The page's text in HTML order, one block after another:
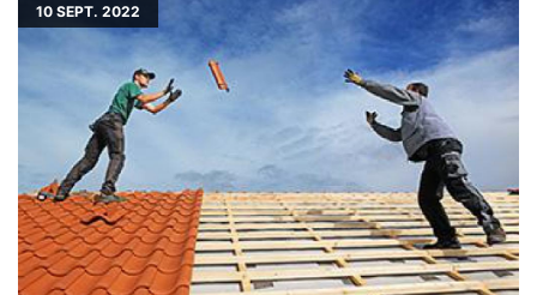
10 SEPT. 2022